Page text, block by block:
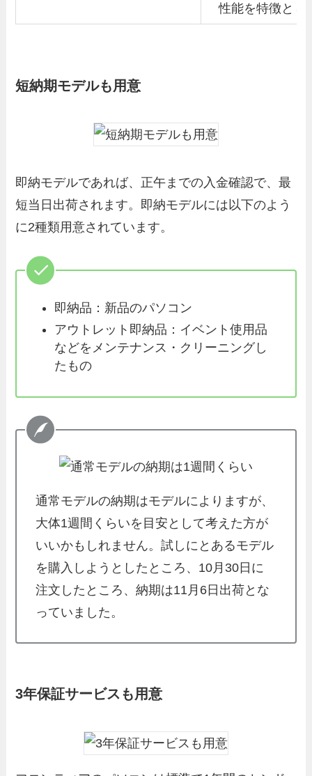
性能を特徴とし
短納期モデルも用意
即納モデルであれば、正午までの入金確認で、最
短当日出荷されます。即納モデルには以下のよう
に2種類用意されています。
即納品：新品のパソコン
アウトレット即納品：イベント使用品
などをメンテナンス・クリーニングし
たもの
通常モデルの納期はモデルによりますが、
大体1週間くらいを目安として考えた方が
いいかもしれません。試しにとあるモデル
を購入しようとしたところ、10月30日に
注文したところ、納期は11月6日出荷とな
っていました。
3年保証サービスも用意